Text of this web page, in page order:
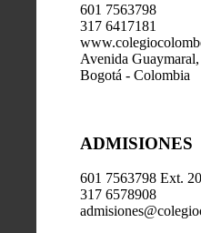
601 7563798
317 6417181
Avenida
Bogotá - Colombia
ADMISIONES
601 7563798 Ext.
317 6578908